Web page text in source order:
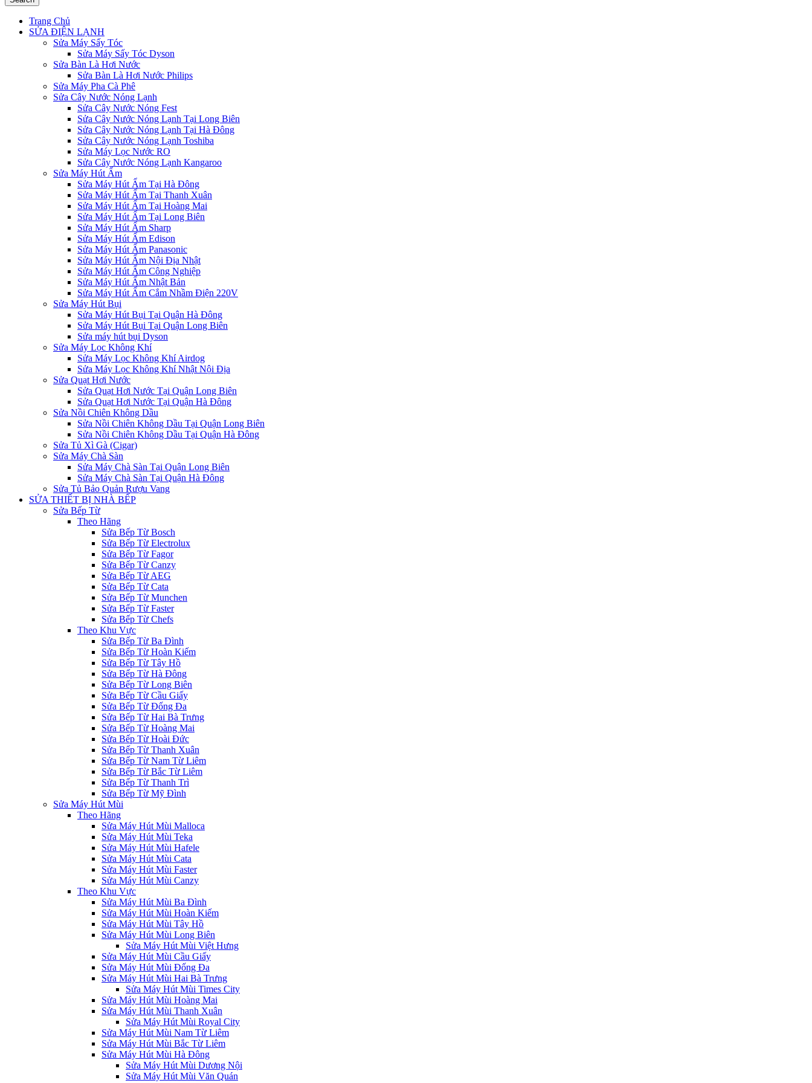
Trang Chủ
SỬA ĐIỆN LẠNH
Sửa Máy Sấy Tóc
Sửa Máy Sấy Tóc Dyson
Sửa Bàn Là Hơi Nước
Sửa Bàn Là Hơi Nước Philips
Sửa Máy Pha Cà Phê
Sửa Cây Nước Nóng Lạnh
Sửa Cây Nước Nóng Fest
Sửa Cây Nước Nóng Lạnh Tại Long Biên
Sửa Cây Nước Nóng Lạnh Tại Hà Đông
Sửa Cây Nước Nóng Lạnh Toshiba
Sửa Máy Lọc Nước RO
Sửa Cây Nước Nóng Lạnh Kangaroo
Sửa Máy Hút Ẩm
Sửa Máy Hút Ẩm Tại Hà Đông
Sửa Máy Hút Ẩm Tại Thanh Xuân
Sửa Máy Hút Ẩm Tại Hoàng Mai
Sửa Máy Hút Ẩm Tại Long Biên
Sửa Máy Hút Ẩm Sharp
Sửa Máy Hút Ẩm Edison
Sửa Máy Hút Ẩm Panasonic
Sửa Máy Hút Ẩm Nội Địa Nhật
Sửa Máy Hút Ẩm Công Nghiệp
Sửa Máy Hút Ẩm Nhật Bản
Sửa Máy Hút Ẩm Cắm Nhầm Điện 220V
Sửa Máy Hút Bụi
Sửa Máy Hút Bụi Tại Quận Hà Đông
Sửa Máy Hút Bụi Tại Quận Long Biên
Sửa máy hút bụi Dyson
Sửa Máy Lọc Không Khí
Sửa Máy Lọc Không Khí Airdog
Sửa Máy Lọc Không Khí Nhật Nội Địa
Sửa Quạt Hơi Nước
Sửa Quạt Hơi Nước Tại Quận Long Biên
Sửa Quạt Hơi Nước Tại Quận Hà Đông
Sửa Nồi Chiên Không Dầu
Sửa Nồi Chiên Không Dầu Tại Quận Long Biên
Sửa Nồi Chiên Không Dầu Tại Quận Hà Đông
Sửa Tủ Xì Gà (Cigar)
Sửa Máy Chà Sàn
Sửa Máy Chà Sàn Tại Quận Long Biên
Sửa Máy Chà Sàn Tại Quận Hà Đông
Sửa Tủ Bảo Quản Rượu Vang
SỬA THIẾT BỊ NHÀ BẾP
Sửa Bếp Từ
Theo Hãng
Sửa Bếp Từ Bosch
Sửa Bếp Từ Electrolux
Sửa Bếp Từ Fagor
Sửa Bếp Từ Canzy
Sửa Bếp Từ AEG
Sửa Bếp Từ Cata
Sửa Bếp Từ Munchen
Sửa Bếp Từ Faster
Sửa Bếp Từ Chefs
Theo Khu Vực
Sửa Bếp Từ Ba Đình
Sửa Bếp Từ Hoàn Kiếm
Sửa Bếp Từ Tây Hồ
Sửa Bếp Từ Hà Đông
Sửa Bếp Từ Long Biên
Sửa Bếp Từ Cầu Giấy
Sửa Bếp Từ Đống Đa
Sửa Bếp Từ Hai Bà Trưng
Sửa Bếp Từ Hoàng Mai
Sửa Bếp Từ Hoài Đức
Sửa Bếp Từ Thanh Xuân
Sửa Bếp Từ Nam Từ Liêm
Sửa Bếp Từ Bắc Từ Liêm
Sửa Bếp Từ Thanh Trì
Sửa Bếp Từ Mỹ Đình
Sửa Máy Hút Mùi
Theo Hãng
Sửa Máy Hút Mùi Malloca
Sửa Máy Hút Mùi Teka
Sửa Máy Hút Mùi Hafele
Sửa Máy Hút Mùi Cata
Sửa Máy Hút Mùi Faster
Sửa Máy Hút Mùi Canzy
Theo Khu Vực
Sửa Máy Hút Mùi Ba Đình
Sửa Máy Hút Mùi Hoàn Kiếm
Sửa Máy Hút Mùi Tây Hồ
Sửa Máy Hút Mùi Long Biên
Sửa Máy Hút Mùi Việt Hưng
Sửa Máy Hút Mùi Cầu Giấy
Sửa Máy Hút Mùi Đống Đa
Sửa Máy Hút Mùi Hai Bà Trưng
Sửa Máy Hút Mùi Times City
Sửa Máy Hút Mùi Hoàng Mai
Sửa Máy Hút Mùi Thanh Xuân
Sửa Máy Hút Mùi Royal City
Sửa Máy Hút Mùi Nam Từ Liêm
Sửa Máy Hút Mùi Bắc Từ Liêm
Sửa Máy Hút Mùi Hà Đông
Sửa Máy Hút Mùi Dương Nội
Sửa Máy Hút Mùi Văn Quán